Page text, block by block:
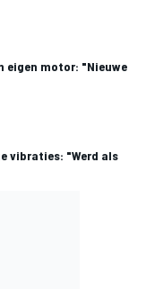
eigen motor: "Nieuwe
vibraties: "Werd als